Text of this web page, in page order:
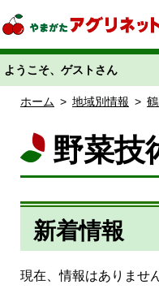
「あぐりん」
ようこそ、ゲストさん
ホーム > 地域別情報 >
野菜技
新着情報
現在、情報はありません